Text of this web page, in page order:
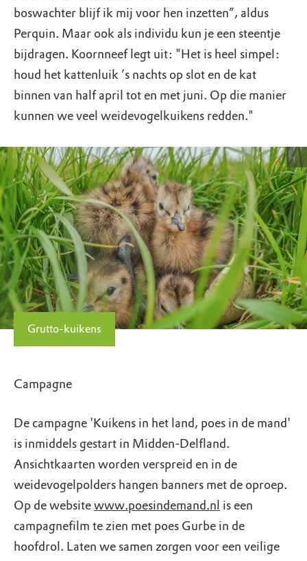
boswachter blijf ik mij voor hen inzetten”, aldus
Perquin. Maar ook als individu kun je een steentje
bijdragen. Koornneef legt uit: "Het is heel simpel:
houd het kattenluik ’s nachts op slot en de kat
binnen van half april tot en met juni. Op die manier
kunnen we veel weidevogelkuikens redden."
Grutto-kuikens
Campagne
De campagne 'Kuikens in het land, poes in de mand'
is inmiddels gestart in Midden-Delfland.
Ansichtkaarten worden verspreid en in de
weidevogelpolders hangen banners met de oproep.
Op de websitewww.poesindemand.nl is een
campagnefilm te zien met poes Gurbe in de
hoofdrol. Laten we samen zorgen voor een veilige